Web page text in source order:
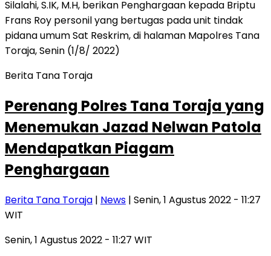
Berita Tana Toraja
Perenang Polres Tana Toraja yang
Menemukan Jazad Nelwan Patola
Mendapatkan Piagam
Penghargaan
Berita Tana Toraja | News | Senin, 1 Agustus 2022 - 11:27
WIT
Senin, 1 Agustus 2022 - 11:27 WIT